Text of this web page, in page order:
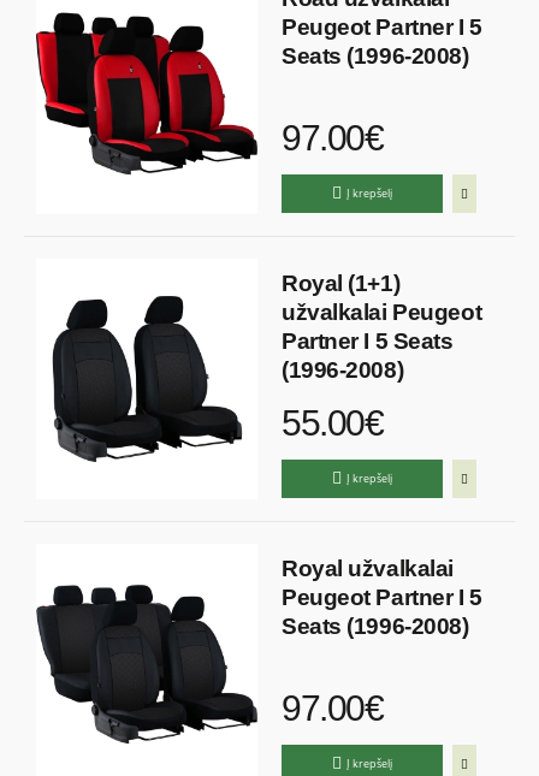
Peugeot Partner I 5
Seats (1996-2008)
97.00€
Į krepšelį
Royal (1+1)
užvalkalai Peugeot
Partner I 5 Seats
(1996-2008)
55.00€
Į krepšelį
Royal užvalkalai
Peugeot Partner I 5
Seats (1996-2008)
97.00€
Į krepšelį